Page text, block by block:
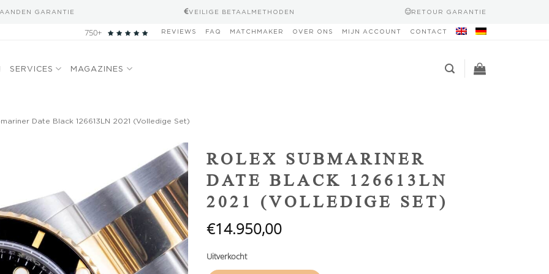
GARANTIE VEILIGE BETAALMETHODEN RETOUR GARANTIE
750+ REVIEWS FAQ MATCHMAKER OVER ONS MIJN ACCOUNT CONTACT
SERVICES MAGAZINES
Date Black 126613LN 2021 (Volledige Set)
Add to
wishlist
ROLEX SUBMARINER
DATE BLACK 126613LN
2021 (VOLLEDIGE SET)
€14.950,00
Uitverkocht